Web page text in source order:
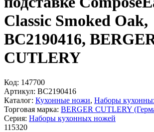
Classic Smoked Oak,
BC2190416,
CUTLERY
Код: 147700
Артикул: BC2190416
Каталог: Кухонные ножи, Наборы
Торговая марка: BERGER CUTLERY
Серия: Наборы кухонных ножей
115320